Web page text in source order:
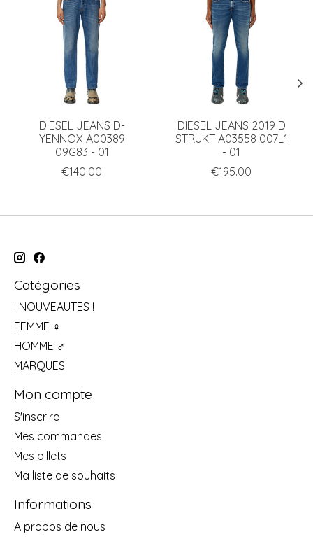
DIESEL JEANS D-
YENNOX A00389
09G83 - 01
€140.00
DIESEL JEANS 2019 D
STRUKT A03558 007L1
- 01
€195.00
Catégories
! NOUVEAUTES !
FEMME ♀
HOMME ♂
MARQUES
Mon compte
S'inscrire
Mes commandes
Mes billets
Ma liste de souhaits
Informations
A propos de nous